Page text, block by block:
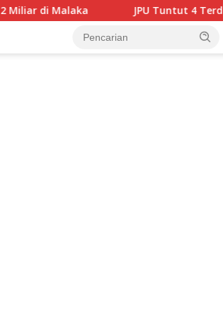
JPU Tuntut 4 Terdakwa Korupsi Medan